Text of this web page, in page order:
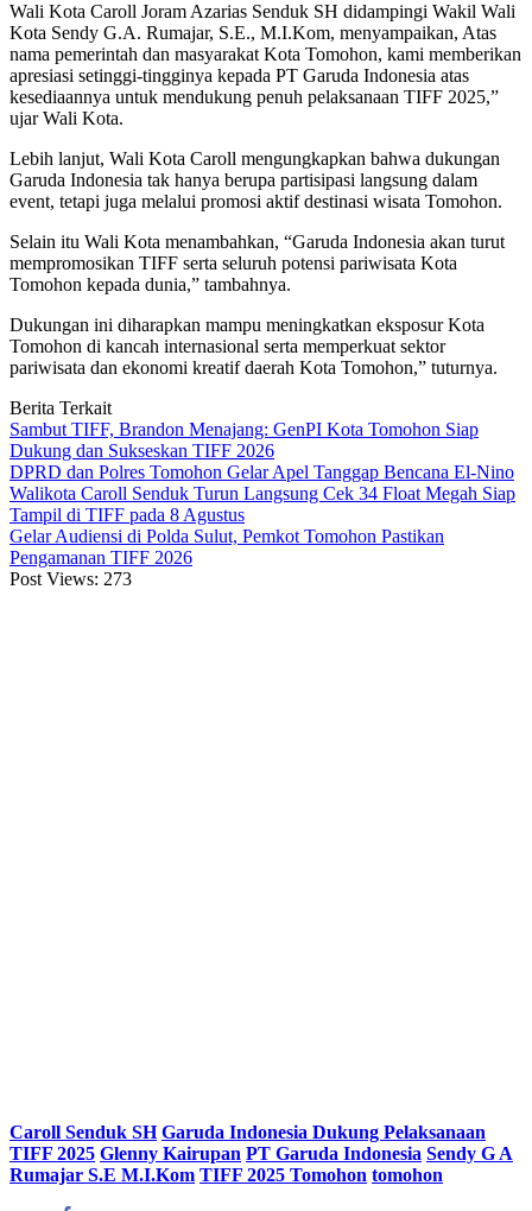
Wali Kota Caroll Joram Azarias Senduk SH didampingi Wakil Wali
Kota Sendy G.A. Rumajar, S.E., M.I.Kom, menyampaikan, Atas
nama pemerintah dan masyarakat Kota Tomohon, kami memberikan
apresiasi setinggi-tingginya kepada PT Garuda Indonesia atas
kesediaannya untuk mendukung penuh pelaksanaan TIFF 2025,”
ujar Wali Kota.
Lebih lanjut, Wali Kota Caroll mengungkapkan bahwa dukungan
Garuda Indonesia tak hanya berupa partisipasi langsung dalam
event, tetapi juga melalui promosi aktif destinasi wisata Tomohon.
Selain itu Wali Kota menambahkan, “Garuda Indonesia akan turut
mempromosikan TIFF serta seluruh potensi pariwisata Kota
Tomohon kepada dunia,” tambahnya.
Dukungan ini diharapkan mampu meningkatkan eksposur Kota
Tomohon di kancah internasional serta memperkuat sektor
pariwisata dan ekonomi kreatif daerah Kota Tomohon,” tuturnya.
Berita Terkait
Sambut TIFF, Brandon Menajang: ​GenPI Kota Tomohon Siap
Dukung dan Sukseskan TIFF 2026
DPRD dan Polres Tomohon Gelar Apel Tanggap Bencana El-Nino
Walikota Caroll Senduk Turun Langsung Cek 34 Float Megah Siap
Tampil di TIFF pada 8 Agustus
Gelar Audiensi di Polda Sulut, Pemkot Tomohon Pastikan
Pengamanan TIFF 2026
Post Views: 273
Caroll Senduk SH Garuda Indonesia Dukung Pelaksanaan
TIFF 2025 Glenny Kairupan PT Garuda Indonesia Sendy G A
Rumajar S.E M.I.Kom TIFF 2025 Tomohon tomohon